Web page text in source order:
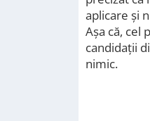
aplicare și
Așa că, cel
candidații
nimic.